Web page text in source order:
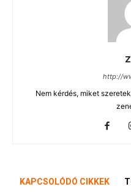
http://
Nem kérdés, miket
KAPCSOLÓDÓ CIKKEK